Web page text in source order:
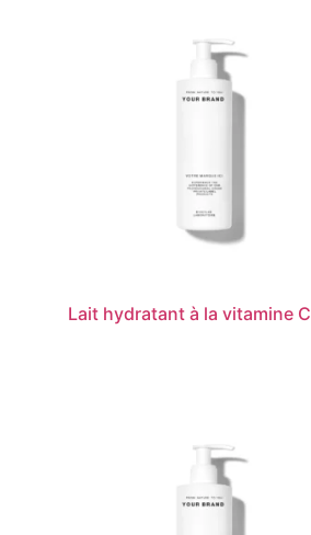
Lait hydratant à la vitamine C